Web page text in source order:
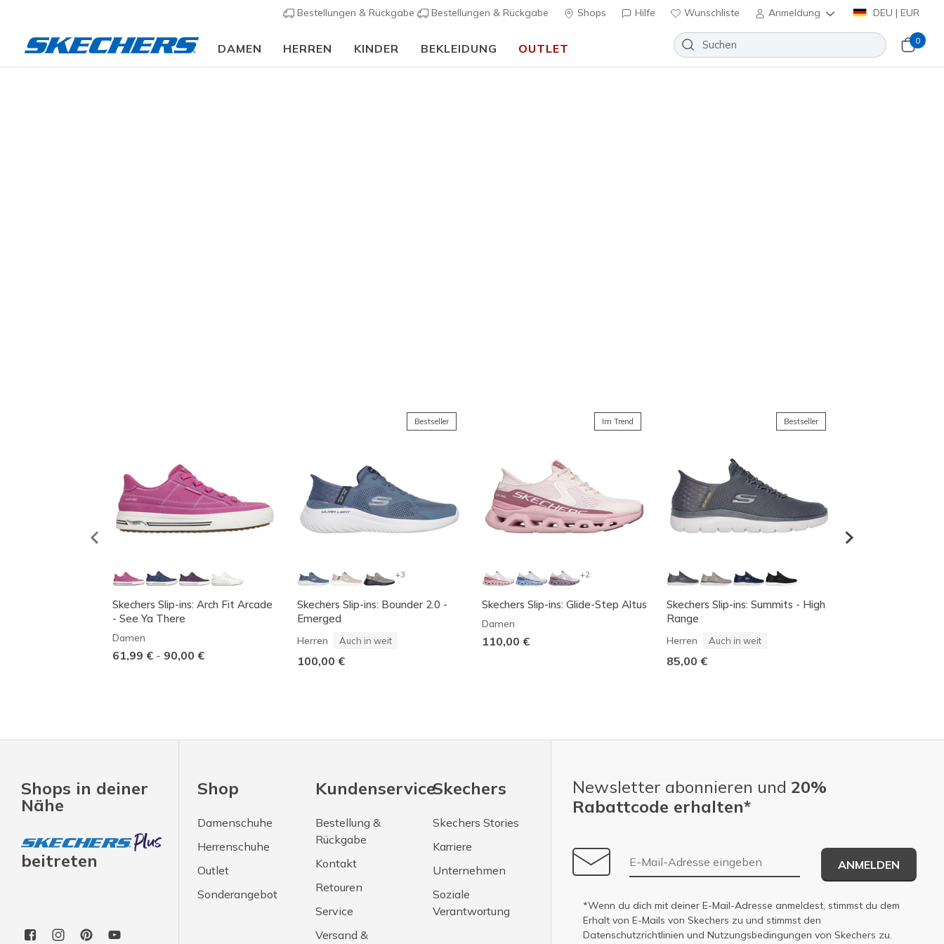
Bestellungen & Rückgabe Bestellungen & Rückgabe Shops Hilfe Wunschliste Anmeldung DEU | EUR
DAMEN HERREN KINDER BEKLEIDUNG OUTLET
0
Skechers Slip-ins: Arch Fit Arcade
- See Ya There
Damen
61,99 € - 90,00 €
Bestseller
+3
Skechers Slip-ins: Bounder 2.0 -
Emerged
Herren Auch in weit
100,00 €
Im Trend
+2
Skechers Slip-ins: Glide-Step Altus
Damen
110,00 €
Bestseller
Skechers Slip-ins: Summits - High
Range
Herren Auch in weit
85,00 €
Shops in deiner
Nähe
beitreten
Shop
Damenschuhe
Herrenschuhe
Outlet
Sonderangebot
Kundenservice
Bestellung &
Rückgabe
Kontakt
Retouren
Service
Versand &
Skechers
Skechers Stories
Karriere
Unternehmen
Soziale
Verantwortung
Newsletter abonnieren und 20%
Rabattcode erhalten*
E-Mail-Adresse
ANMELDEN
*Wenn du dich mit deiner E-Mail-Adresse anmeldest, stimmst du dem
Erhalt von E-Mails von Skechers zu und stimmst den
Datenschutzrichtlinien und Nutzungsbedingungen von Skechers zu.